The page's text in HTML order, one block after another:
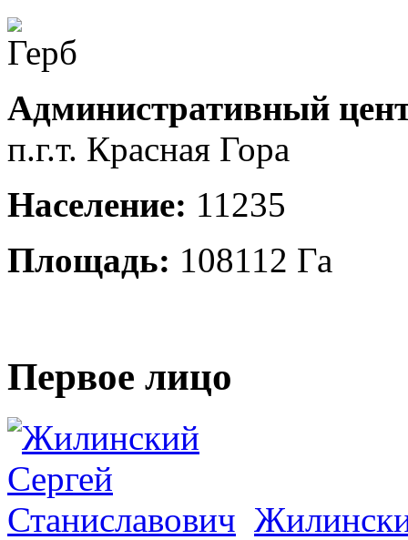
Административный
п.г.т. Красная Гора
Население: 11235
Площадь: 108112 Га
Первое лицо